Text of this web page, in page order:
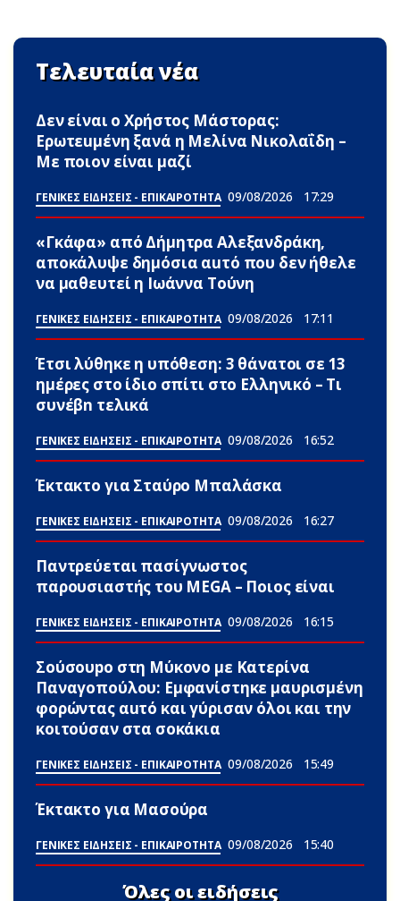
Τελευταία νέα
Δεν είναι ο Χρήστος Μάστορας:
Ερωτεuμένη ξανά η Μελίνα Νικολαΐδη –
Με ποιον είναι μαζί
ΓΕΝΙΚΕΣ ΕΙΔΗΣΕΙΣ - ΕΠΙΚΑΙΡΟΤΗΤΑ 09/08/2026 17:29
«Γκάφα» από Δήμητρα Αλεξανδράκη,
αποκάλυψε δημόσια αuτό που δεν ήθελε
να μαθευτεί η Ιωάννα Τούνη
ΓΕΝΙΚΕΣ ΕΙΔΗΣΕΙΣ - ΕΠΙΚΑΙΡΟΤΗΤΑ 09/08/2026 17:11
Έτσι λύθηκε η υπόθεση: 3 θάνατοι σε 13
ημέρες στο ίδιο σπίτι στο Ελληνικό – Τι
συνέβn τελικά
ΓΕΝΙΚΕΣ ΕΙΔΗΣΕΙΣ - ΕΠΙΚΑΙΡΟΤΗΤΑ 09/08/2026 16:52
Έκτακτο για Σταύρο Μπαλάσκα
ΓΕΝΙΚΕΣ ΕΙΔΗΣΕΙΣ - ΕΠΙΚΑΙΡΟΤΗΤΑ 09/08/2026 16:27
Παντρεύεται πασίγνωστος
παρουσιαστής του MEGA – Ποιος είναι
ΓΕΝΙΚΕΣ ΕΙΔΗΣΕΙΣ - ΕΠΙΚΑΙΡΟΤΗΤΑ 09/08/2026 16:15
Σούσουpο στη Μύκονο με Κατερίνα
Παναγοπούλου: Εμφανίστηκε μαυρισμένη
φορώντας αuτό και γύρισαν όλοι και την
κοιτούσαν στα σοκάκια
ΓΕΝΙΚΕΣ ΕΙΔΗΣΕΙΣ - ΕΠΙΚΑΙΡΟΤΗΤΑ 09/08/2026 15:49
Έκτακτο για Μασούρα
ΓΕΝΙΚΕΣ ΕΙΔΗΣΕΙΣ - ΕΠΙΚΑΙΡΟΤΗΤΑ 09/08/2026 15:40
Όλες οι ειδήσεις